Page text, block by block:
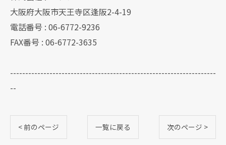
大阪府大阪市天王寺区逢阪2-4-19
電話番号 : 06-6772-9236
FAX番号 : 06-6772-3635
--------------------------------------------------------------------
--
< 前のページ 一覧に戻る 次のページ >